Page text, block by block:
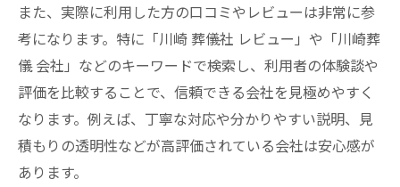
また、実際に利用した方の口コミやレビューは非常に参
考になります。特に「川崎 葬儀社 レビュー」や「川崎葬
儀 会社」などのキーワードで検索し、利用者の体験談や
評価を比較することで、信頼できる会社を見極めやすく
なります。例えば、丁寧な対応や分かりやすい説明、見
積もりの透明性などが高評価されている会社は安心感が
あります。